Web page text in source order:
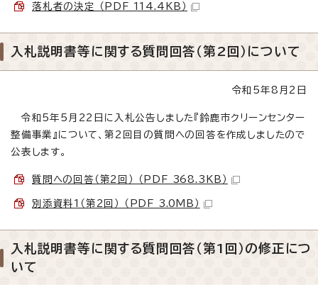
落札者の決定 （PDF 114.4KB）
入札説明書等に関する質問回答（第2回）について
令和5年8月2日
令和5年5月22日に入札公告しました『鈴鹿市クリーンセンター
整備事業』について、第2回目の質問への回答を作成しましたので
公表します。
質問への回答（第2回） （PDF 368.3KB）
別添資料1（第2回） （PDF 3.0MB）
入札説明書等に関する質問回答（第1回）の修正につ
いて